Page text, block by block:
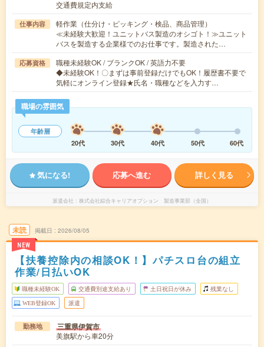
交通費規定内支給
仕事内容
軽作業（仕分け・ピッキング・検品、商品管理）
≪未経験大歓迎！ユニットバス製造のオシゴト！≫ユニット
バスを製造する企業様でのお仕事です。製造された…
応募資格
職種未経験OK / ブランクOK / 英語力不要
◆未経験OK！〇まずは事前登録だけでもOK！履歴書不要で
気軽にオンライン登録★氏名・職種などを入力す…
職場の雰囲気
年齢層
20代
30代 40代 50代 60代
気になる! 応募へ進む 詳しく見る
派遣会社 株式会社綜合キャリアオプション 製造事業部（全国）
未読
NEW
掲載日 2026/08/05
【扶養控除内の相談OK！】パチスロ台の組立
作業/日払いOK
職種未経験OK 交通費別途支給あり 土日祝日が休み 残業なし
WEB登録OK 派遣
勤務地 三重県伊賀市
美旗駅から車20分